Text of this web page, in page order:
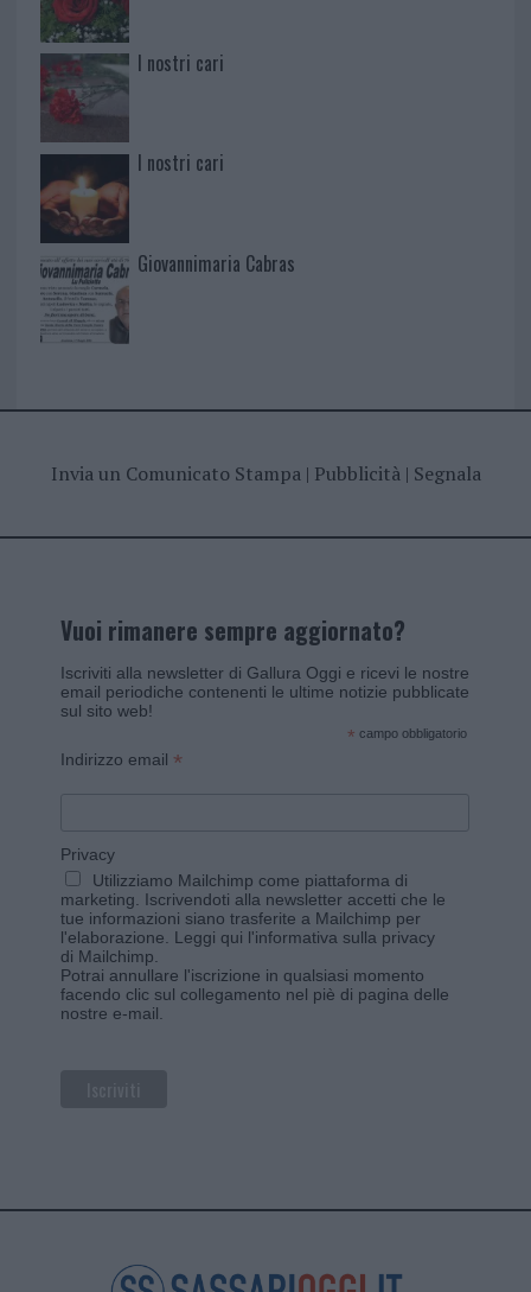
I nostri cari
I nostri cari
Giovannimaria Cabras
Invia un Comunicato Stampa| Pubblicità| Segnala
Vuoi rimanere sempre aggiornato?
Iscriviti alla newsletter di Gallura Oggi e ricevi le nostre
email periodiche contenenti le ultime notizie pubblicate
sul sito web!
* campo obbligatorio
Indirizzo email *
Privacy
Utilizziamo Mailchimp come piattaforma di
marketing. Iscrivendoti alla newsletter accetti che le
tue informazioni siano trasferite a Mailchimp per
l'elaborazione. Leggi qui l'informativa sulla privacy
di Mailchimp
Potrai annullare l'iscrizione in qualsiasi momento
facendo clic sul collegamento nel piè di pagina delle
nostre e-mail.